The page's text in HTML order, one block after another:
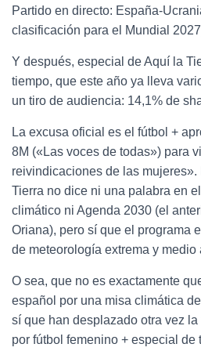
Partido en directo: España-
clasificación para el Mundial
Y después, especial de Aquí la
tiempo, que este año ya lleva
un tiro de audiencia: 14,1% de
La excusa oficial es el fútbol +
8M («Las voces de todas») para
reivindicaciones de las
Tierra no dice ni una palabra en
climático ni Agenda 2030 (el
Oriana), pero sí que el programa
de meteorología extrema y medio
O sea, que no es exactamente
español por una misa climática
sí que han desplazado otra vez
por fútbol femenino + especial de